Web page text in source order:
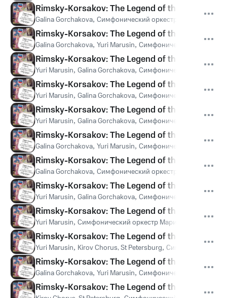
Rimsky-Korsakov: The Legend of the invisible
Galina Gorchakova, Симфонический оркестр Мариинского
Rimsky-Korsakov: The Legend of the invisible
Galina Gorchakova, Yuri Marusin, Симфонический оркестр
Rimsky-Korsakov: The Legend of the invisible
Yuri Marusin, Galina Gorchakova, Симфонический оркестр
Rimsky-Korsakov: The Legend of the invisible
Yuri Marusin, Galina Gorchakova, Симфонический оркестр
Rimsky-Korsakov: The Legend of the invisible
Yuri Marusin, Galina Gorchakova, Симфонический оркестр
Rimsky-Korsakov: The Legend of the invisible
Galina Gorchakova, Yuri Marusin, Симфонический оркестр
Rimsky-Korsakov: The Legend of the invisible
Galina Gorchakova, Симфонический оркестр Мариинского
Rimsky-Korsakov: The Legend of the invisible
Yuri Marusin, Galina Gorchakova, Симфонический оркестр
Rimsky-Korsakov: The Legend of the invisible
Yuri Marusin, Симфонический оркестр Мариинского театра
Rimsky-Korsakov: The Legend of the invisible
Yuri Marusin, Kirov Chorus, St Petersburg, Симфонический
Rimsky-Korsakov: The Legend of the invisible
Galina Gorchakova, Yuri Marusin, Симфонический оркестр
Rimsky-Korsakov: The Legend of the invisible